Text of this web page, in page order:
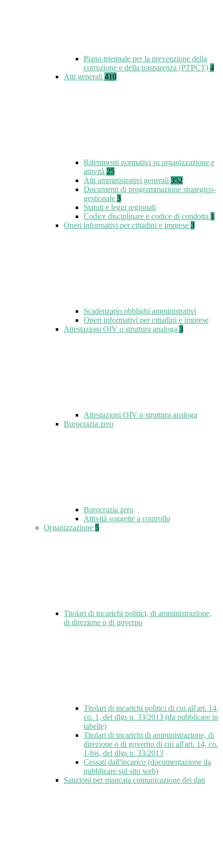
Piano triennale per la prevenzione della
corruzione e della trasparenza (PTPCT) 4
Atti generali 410
Riferimenti normativi su organizzazione e
attività 25
Atti amministrativi generali 352
Documenti di programmazione strategico-
gestionale 3
Statuti e leggi regionali
Codice disciplinare e codice di condotta 1
Oneri informativi per cittadini e imprese 3
Scadenzario obblighi amministrativi
Oneri informativi per cittadini e imprese
Attestazioni OIV o struttura analoga 3
Attestazioni OIV o struttura analoga
Burocrazia zero
Burocrazia zero
Attività soggette a controllo
Organizzazione 5
Titolari di incarichi politici, di amministrazione,
di direzione o di governo
Titolari di incarichi politici di cui all'art. 14,
co. 1, del dlgs n. 33/2013 (da pubblicare in
tabelle)
Titolari di incarichi di amministrazione, di
direzione o di governo di cui all'art. 14, co.
1-bis, del dlgs n. 33/2013
Cessati dall'incarico (documentazione da
pubblicare sul sito web)
Sanzioni per mancata comunicazione dei dati